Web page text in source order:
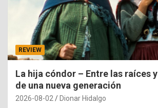
REVIEW
La hija cóndor – Entre las raíces
de una nueva generación
2026-08-02 Dionar Hidalgo